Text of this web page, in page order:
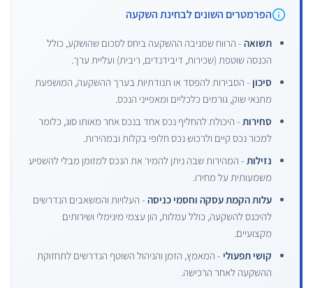
הפרמטרים השונים לבחינת השקעה
תשואה - הרווח שמניבה ההשקעה ביחס לסכום שהושקע, כולל
הכנסה שוטפת (שכירות, דיבידנדים, ריבית) ועליית ערך.
סיכון - הסבירות להפסד או תנודתיות בערך ההשקעה, המושפעת
מתנאי שוק, גורמים כלכליים ומאפייני הנכס.
סחירות - היכולת להחליף נכס אחד בנכס אחר מאותו סוג, כלומר
למכור נכס קיים ולרכוש נכס חלופי בקלות ובמהירות.
נזילות - המהירות שבה ניתן להמיר את הנכס למזומן מבלי להשפיע
משמעותית על מחירו.
עלות הקמת עסקה וחסמי כניסה - העלויות והמשאבים הנדרשים
להיכנס להשקעה, כולל עמלות, הון עצמי מינימלי ושירותים
מקצועיים.
קושי תפעולי - המאמץ, הזמן והניהול השוטף הנדרשים לתחזוקת
ההשקעה לאחר הרכישה.